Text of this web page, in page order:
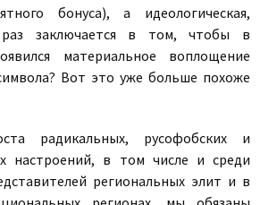
бонуса), а идеологическая,
заключается в том, чтобы в
материальное воплощение
Вот это уже больше похоже
радикальных, русофобских и
настроений, в том числе и среди
региональных элит и в